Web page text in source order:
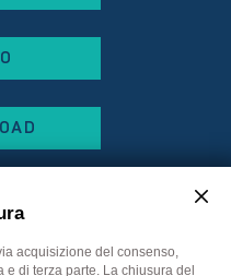
acquisizione del consenso,
di terza parte. La chiusura del